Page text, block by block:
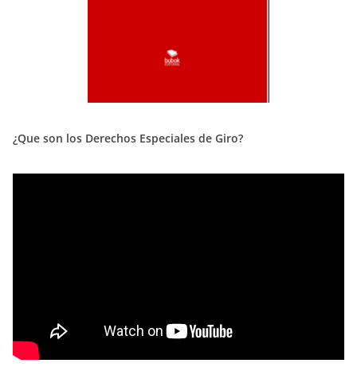
¿Que son los Derechos Especiales de Giro?